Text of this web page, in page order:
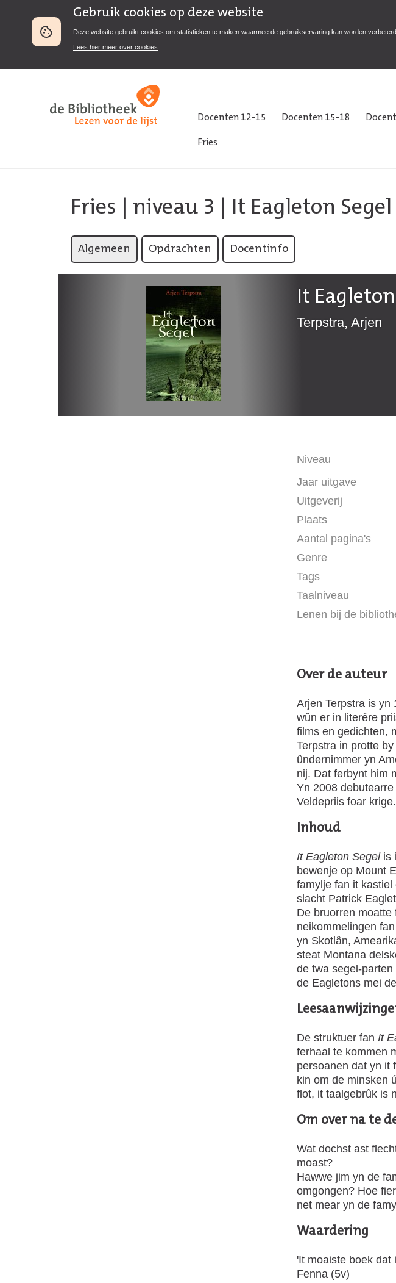
Gebruik cookies op deze website
Deze website gebruikt cookies om statistieken te maken waarmee de gebruikservaring kan worden verbeterd.
Lees hier meer over cookies
Docenten 12-15 Docenten 15-18
Fries
Fries niveau 3 | It Eagleton Segel
Algemeen Opdrachten Docentinfo
It Eagleton
Terpstra, Arjen
Niveau
Jaar uitgave
Uitgeverij
Plaats
Aantal pagina's
Genre
Tags
Taalniveau
Lenen bij de
Over de auteur
Arjen Terpstra is yn
wûn er in literêre
films en gedichten,
Terpstra in protte
ûndernimmer yn
nij. Dat ferbynt him
Yn 2008 debutearre
Veldepriis foar krige.
Inhoud
It Eagleton Segelis
bewenje op Mount
famylje fan it
slacht Patrick
De bruorren
neikommelingen
yn Skotlân,
steat Montana
de twa segel-
de Eagletons mei
De struktuer fan It
ferhaal te kommen
persoanen dat yn it
kin om de minsken
flot, it taalgebrûk is
Om over na te
Wat dochst ast
moast?
Hawwe jim yn de
omgongen? Hoe
net mear yn de
Waardering
'It moaiste boek dat
Fenna (5v)